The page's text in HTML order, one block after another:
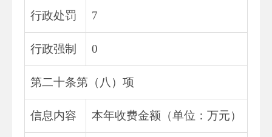
行政处罚 7
行政强制 0
第二十条第（八）项
信息内容 本年收费金额（单位：万元）